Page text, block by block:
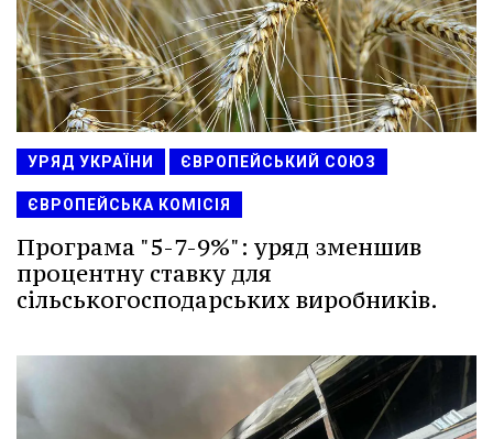
УРЯД УКРАЇНИ ЄВРОПЕЙСЬКИЙ СОЮЗ
ЄВРОПЕЙСЬКА КОМІСІЯ
Програма "5-7-9%": уряд зменшив
процентну ставку для
сільськогосподарських виробників.